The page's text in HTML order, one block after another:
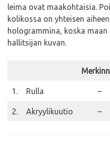
leima ovat maakohtaisia.
kolikossa on yhteisen
hologrammina, koska
hallitsijan kuvan.
1. Rulla –
2. Akryylikuutio –